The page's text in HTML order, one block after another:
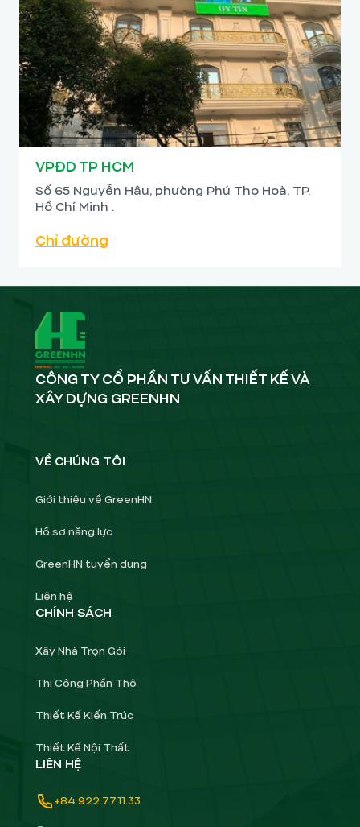
VPĐD TP HCM
Số 65 Nguyễn Hậu, phường Phú Thọ Hoà, TP.
Hồ Chí Minh .
Chỉ đường
CÔNG TY CỔ PHẦN TƯ VẤN THIẾT KẾ VÀ
XÂY DỰNG GREENHN
VỀ CHÚNG TÔI
Giới thiệu về GreenHN
Hồ sơ năng lực
GreenHN tuyển dụng
Liên hệ
CHÍNH SÁCH
Xây Nhà Trọn Gói
Thi Công Phần Thô
Thiết Kế Kiến Trúc
Thiết Kế Nội Thất
LIÊN HỆ
+84 922.77.11.33